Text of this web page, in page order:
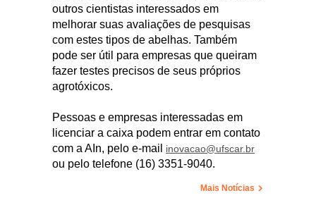
outros cientistas interessados em
melhorar suas avaliações de pesquisas
com estes tipos de abelhas. Também
pode ser útil para empresas que queiram
fazer testes precisos de seus próprios
agrotóxicos.
Pessoas e empresas interessadas em
licenciar a caixa podem entrar em contato
com a AIn, pelo e-mail inovacao@ufscar.br
ou pelo telefone (16) 3351-9040.
Mais Notícias